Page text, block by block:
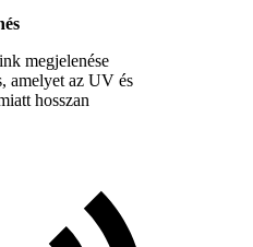
megjelenése
amelyet az UV és
hosszan